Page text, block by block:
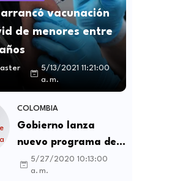
arrancó vacunación
de menores entre
5/13/2021 11:21:00
a. m.
COLOMBIA
Gobierno lanza
nuevo programa de
subsidio para compra
de vivienda VIS y no
5/27/2020 10:13:00
a. m.